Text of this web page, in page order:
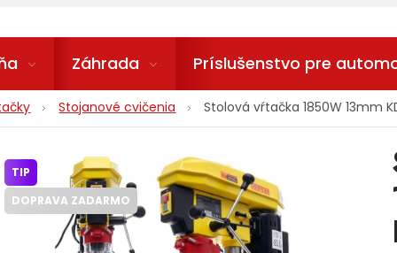
Záhrada Príslušenstvo pre
Stojanové cvičenia Stolová vŕtačka 1850W 13mm
TIP
DOPRAVA ZADARMO